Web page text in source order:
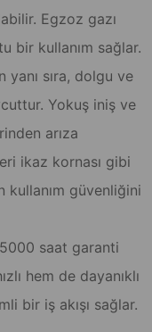
Egzoz gazı
bir kullanım sağlar.
yanı sıra, dolgu ve
Yokuş iniş ve
arıza
ikaz kornası gibi
güvenliğini
saat garanti
hem de dayanıklı
bir iş akışı sağlar.